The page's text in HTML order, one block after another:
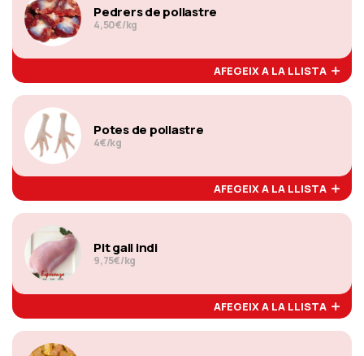
Pedrers de pollastre
4,50€/kg
AFEGEIX A LA LLISTA
Potes de pollastre
4€/kg
AFEGEIX A LA LLISTA
Pit gall indi
9,75€/kg
AFEGEIX A LA LLISTA